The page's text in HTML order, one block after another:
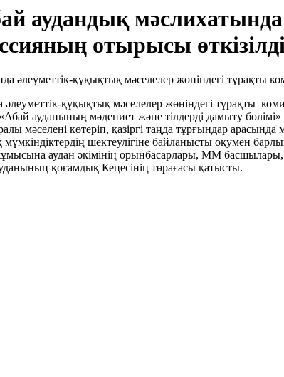
аудандық
отырысы өткізілді
құқықтық мәселелер жөніндегі тұрақты
ауданының мәдениет және тілдерді дамыту
мәселені көтеріп, қазіргі таңда тұрғындар арасында
шектеулігіне байланысты оқумен
аудан әкімінің орынбасарлары, ММ
қоғамдық Кеңесінің төрағасы қатысты.